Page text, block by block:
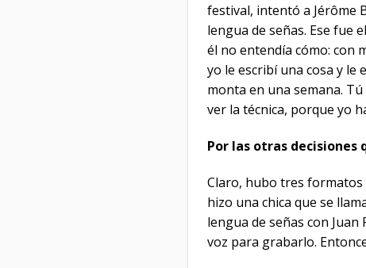
festival, intentó a Jérôme
lengua de señas. Ese fue
él no entendía cómo: con
yo le escribí una cosa y
monta en una semana.
ver la técnica, porque yo
Por las otras
Claro, hubo tres formatos
hizo una chica que se
lengua de señas con
voz para grabarlo.